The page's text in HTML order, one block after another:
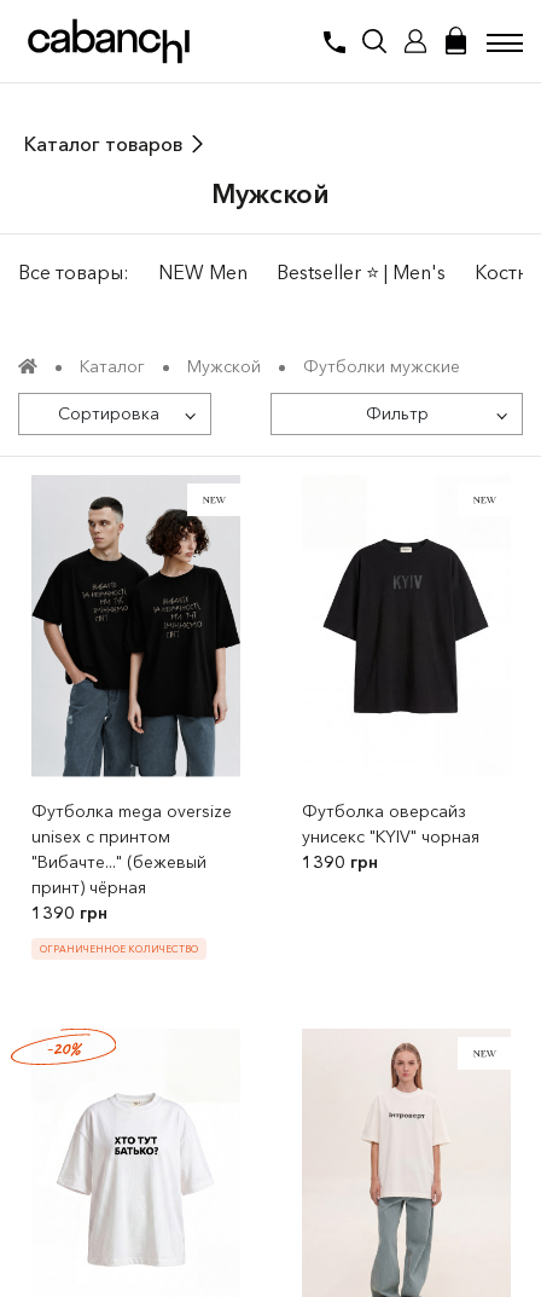
Каталог товаров
Мужской
Все товары: NEW Men Bestseller ⭐️ | Men's
Каталог Мужской Футболки мужские
Сортировка Фильтр
Футболка mega oversize
unisex с принтом
"Вибачте..." (бежевый
принт) чёрная
1390 грн
ОГРАНИЧЕННОЕ КОЛИЧЕСТВО
Футболка оверсайз
унисекс "KYIV" чорная
1390 грн
-20%